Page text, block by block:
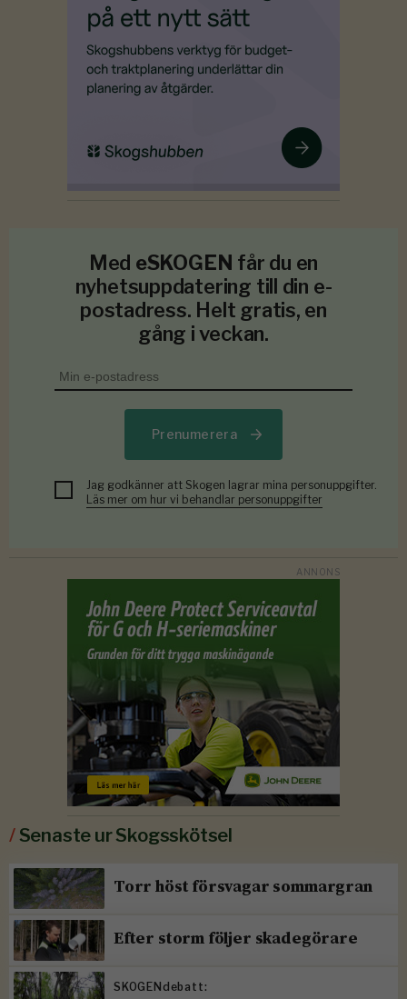
Med eSKOGEN får du en
nyhetsuppdatering till din e-
postadress. Helt gratis, en
gång i veckan.
Prenumerera
Jag godkänner att Skogen lagrar mina personuppgifter.
Läs mer om hur vi behandlar personuppgifter
/Senaste ur Skogsskötsel
Torr höst försvagar sommargran
Efter storm följer skadegörare
SKOGENdebatt: